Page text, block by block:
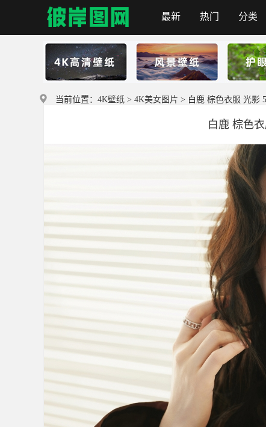
彼岸图网
最新 热门 分类
当前位置： 4K壁纸 > 4K美女图片 > 白鹿 棕色衣服 光影
白鹿 棕色